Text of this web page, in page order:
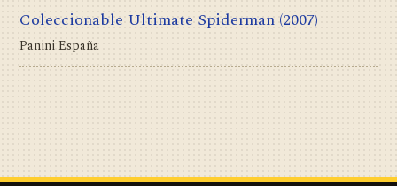
Coleccionable Ultimate Spiderman (2007)
Panini España